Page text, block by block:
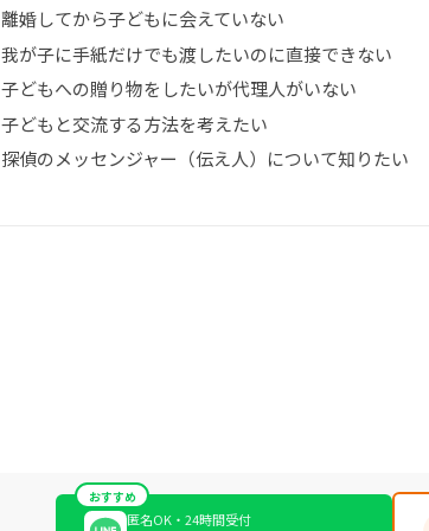
離婚してから子どもに会えていない
我が子に手紙だけでも渡したいのに直接できない
子どもへの贈り物をしたいが代理人がいない
子どもと交流する方法を考えたい
探偵のメッセンジャー（伝え人）について知りたい
おすすめ
匿名OK・24時間受付